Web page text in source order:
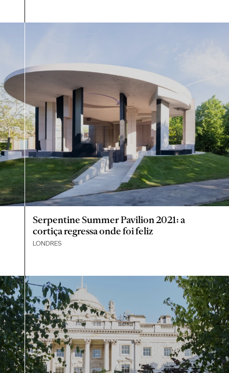
Serpentine Summer Pavilion 2021: a
cortiça regressa onde foi feliz
LONDRES